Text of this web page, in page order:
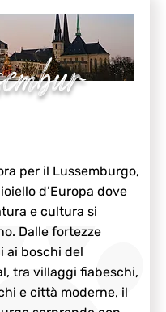
per il Lussemburgo,
d’Europa dove
e cultura si
Dalle fortezze
ai boschi del
tra villaggi fiabeschi,
e città moderne, il